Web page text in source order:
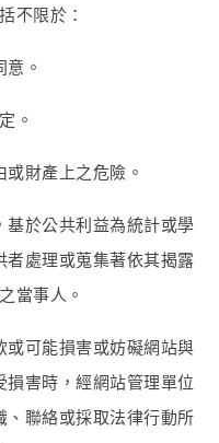
不限於：
意。
。
財產上之危險。
基於公共利益為統計或學
者處理或蒐集著依其揭露
當事人。
或可能損害或妨礙網站與
害時，經網站管理單位
、聯絡或採取法律行動所